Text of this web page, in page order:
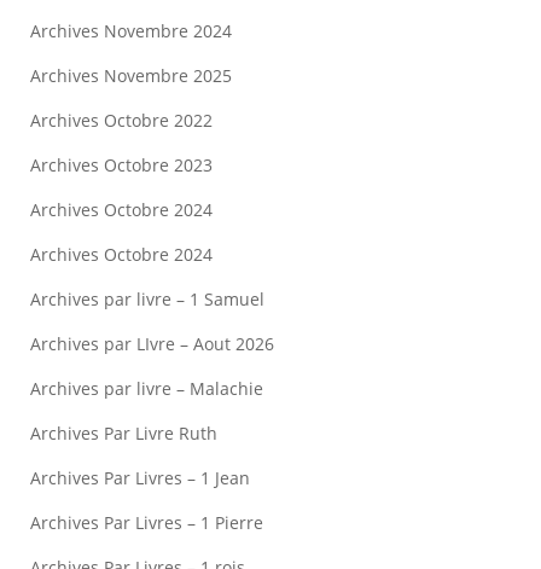
Archives Novembre 2024
Archives Novembre 2025
Archives Octobre 2022
Archives Octobre 2023
Archives Octobre 2024
Archives Octobre 2024
Archives par livre – 1 Samuel
Archives par LIvre – Aout 2026
Archives par livre – Malachie
Archives Par Livre Ruth
Archives Par Livres – 1 Jean
Archives Par Livres – 1 Pierre